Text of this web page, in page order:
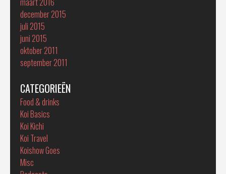
december 2015
juli 2015
juni 2015
oktober 2011
september 2011
CATEGORIEËN
Food & drinks
Koi Basics
Koi Kichi
Koi Travel
Koishow Goes
Misc